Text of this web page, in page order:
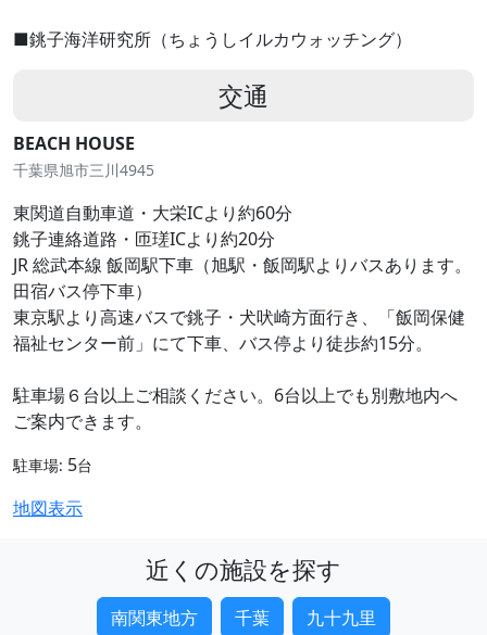
■銚子海洋研究所（ちょうしイルカウォッチング）
交通
BEACH HOUSE
千葉県旭市三川4945
東関道自動車道・大栄ICより約60分
銚子連絡道路・匝瑳ICより約20分
JR 総武本線 飯岡駅下車（旭駅・飯岡駅よりバスあります。
田宿バス停下車）
東京駅より高速バスで銚子・犬吠崎方面行き、「飯岡保健
福祉センター前」にて下車、バス停より徒歩約15分。
駐車場６台以上ご相談ください。6台以上でも別敷地内へ
ご案内できます。
駐車場: 5台
地図表示
近くの施設を探す
南関東地方 千葉 九十九里